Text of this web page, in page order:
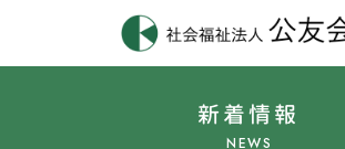
新着情報
NEWS